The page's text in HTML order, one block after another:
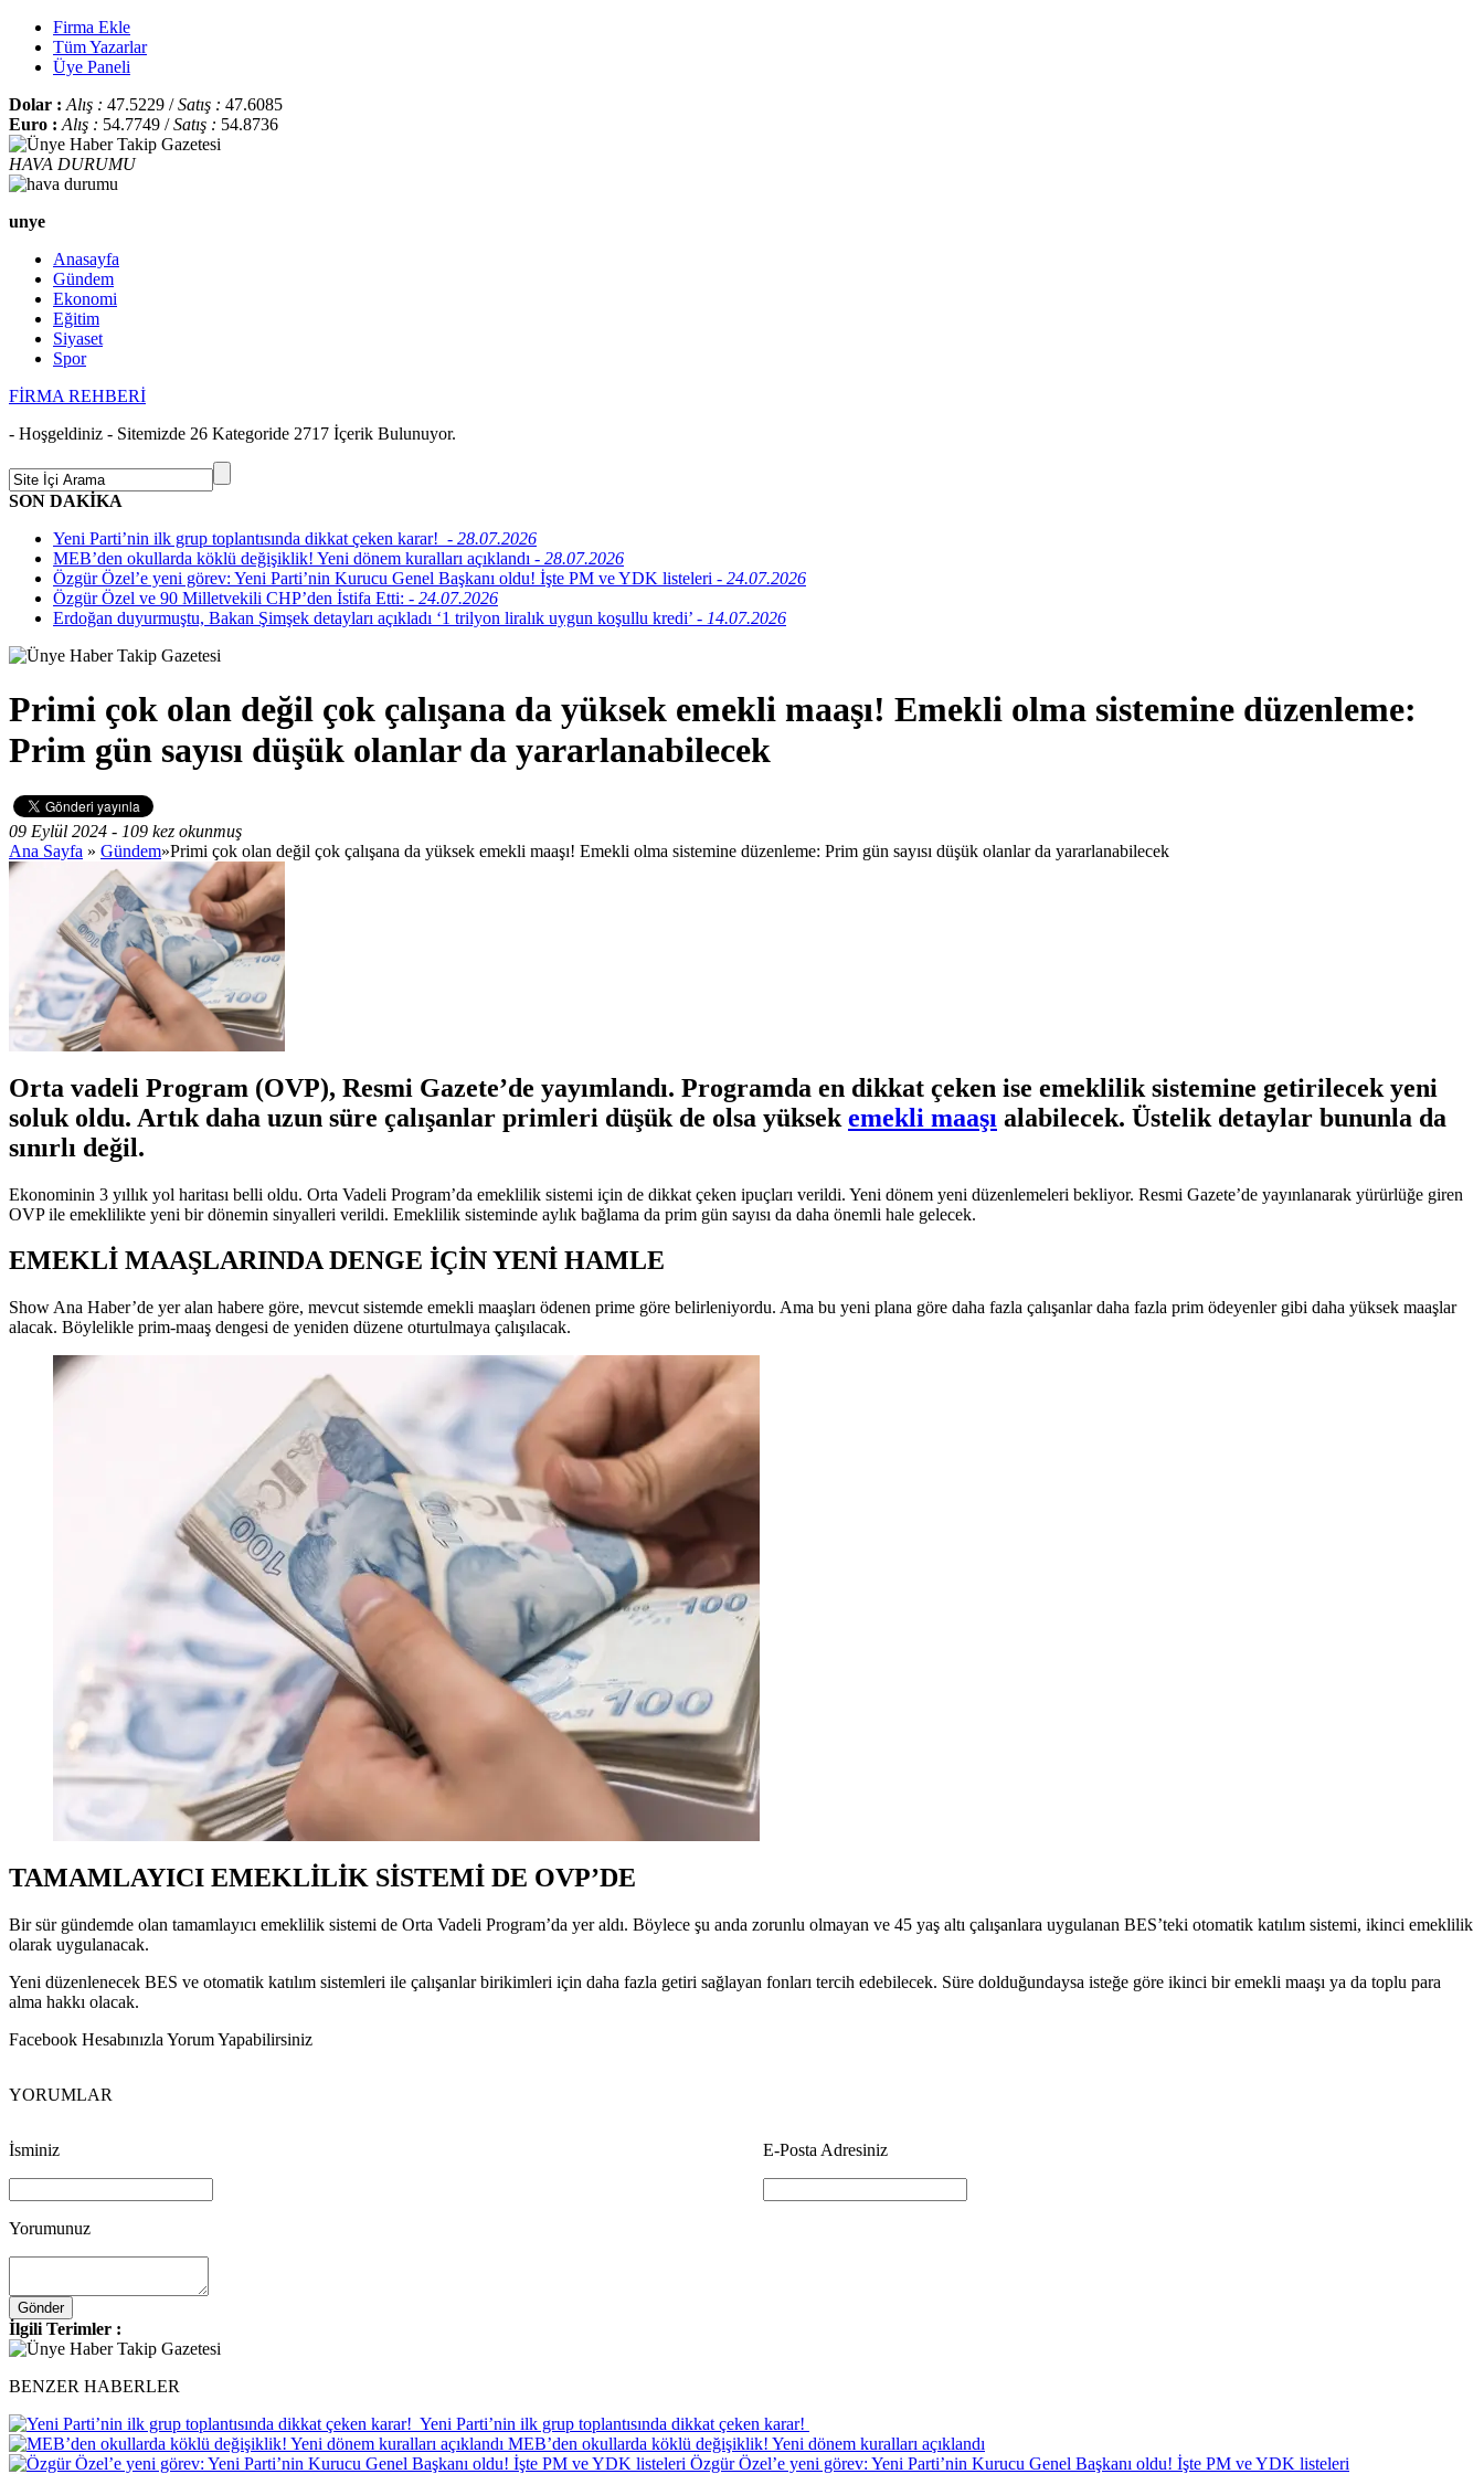
Firma Ekle
Tüm Yazarlar
Üye Paneli
Dolar : Alış : 47.5229 /Satış : 47.6085
Euro : Alış : 54.7749 /Satış : 54.8736
HAVA DURUMU
unye
Anasayfa
Gündem
Ekonomi
Eğitim
Siyaset
Spor
FİRMA REHBERİ
- Hoşgeldiniz - Sitemizde 26 Kategoride 2717 İçerik Bulunuyor.
SON DAKİKA
Yeni Parti’nin ilk grup toplantısında dikkat çeken karar! - 28.07.2026
MEB’den okullarda köklü değişiklik! Yeni dönem kuralları açıklandı - 28.07.2026
Özgür Özel’e yeni görev: Yeni Parti’nin Kurucu Genel Başkanı oldu! İşte PM ve YDK listeleri - 24.07.2026
Özgür Özel ve 90 Milletvekili CHP’den İstifa Etti: - 24.07.2026
Erdoğan duyurmuştu, Bakan Şimşek detayları açıkladı ‘1 trilyon liralık uygun koşullu kredi’ - 14.07.2026
Primi çok olan değil çok çalışana da yüksek emekli maaşı! Emekli olma sistemine düzenleme:
Prim gün sayısı düşük olanlar da yararlanabilecek
09 Eylül 2024 - 109 kez okunmuş
Ana Sayfa » Gündem»Primi çok olan değil çok çalışana da yüksek emekli maaşı! Emekli olma sistemine düzenleme: Prim gün sayısı düşük olanlar da yararlanabilecek
Orta vadeli Program (OVP), Resmi Gazete’de yayımlandı. Programda en dikkat çeken ise emeklilik sistemine getirilecek yeni
soluk oldu. Artık daha uzun süre çalışanlar primleri düşük de olsa yüksek emekli maaşı alabilecek. Üstelik detaylar bununla da
sınırlı değil.
Ekonominin 3 yıllık yol haritası belli oldu. Orta Vadeli Program’da emeklilik sistemi için de dikkat çeken ipuçları verildi. Yeni dönem yeni düzenlemeleri bekliyor. Resmi Gazete’de yayınlanarak yürürlüğe giren
OVP ile emeklilikte yeni bir dönemin sinyalleri verildi. Emeklilik sisteminde aylık bağlama da prim gün sayısı da daha önemli hale gelecek.
EMEKLİ MAAŞLARINDA DENGE İÇİN YENİ HAMLE
Show Ana Haber’de yer alan habere göre, mevcut sistemde emekli maaşları ödenen prime göre belirleniyordu. Ama bu yeni plana göre daha fazla çalışanlar daha fazla prim ödeyenler gibi daha yüksek maaşlar
alacak. Böylelikle prim-maaş dengesi de yeniden düzene oturtulmaya çalışılacak.
TAMAMLAYICI EMEKLİLİK SİSTEMİ DE OVP’DE
Bir sür gündemde olan tamamlayıcı emeklilik sistemi de Orta Vadeli Program’da yer aldı. Böylece şu anda zorunlu olmayan ve 45 yaş altı çalışanlara uygulanan BES’teki otomatik katılım sistemi, ikinci emeklilik
olarak uygulanacak.
Yeni düzenlenecek BES ve otomatik katılım sistemleri ile çalışanlar birikimleri için daha fazla getiri sağlayan fonları tercih edebilecek. Süre dolduğundaysa isteğe göre ikinci bir emekli maaşı ya da toplu para
alma hakkı olacak.
Facebook Hesabınızla Yorum Yapabilirsiniz
YORUMLAR
İsminiz E-Posta Adresiniz
Yorumunuz
İlgili Terimler :
BENZER HABERLER
Yeni Parti’nin ilk grup toplantısında dikkat çeken karar!
MEB’den okullarda köklü değişiklik! Yeni dönem kuralları açıklandı
Özgür Özel’e yeni görev: Yeni Parti’nin Kurucu Genel Başkanı oldu! İşte PM ve YDK listeleri